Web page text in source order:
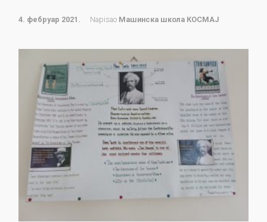
4. фебруар 2021. Napisao Машинска школа КОСМАЈ